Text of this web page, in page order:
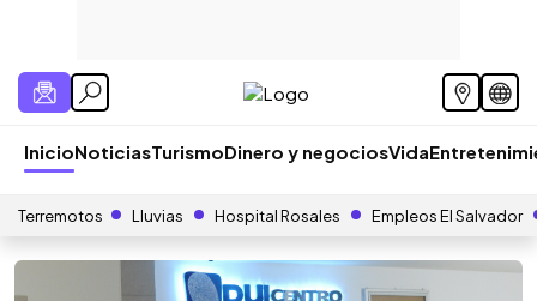
InicioNoticiasTurismoDinero y negociosVida
Terremotos Lluvias Hospital Rosales Empleos El Salvador